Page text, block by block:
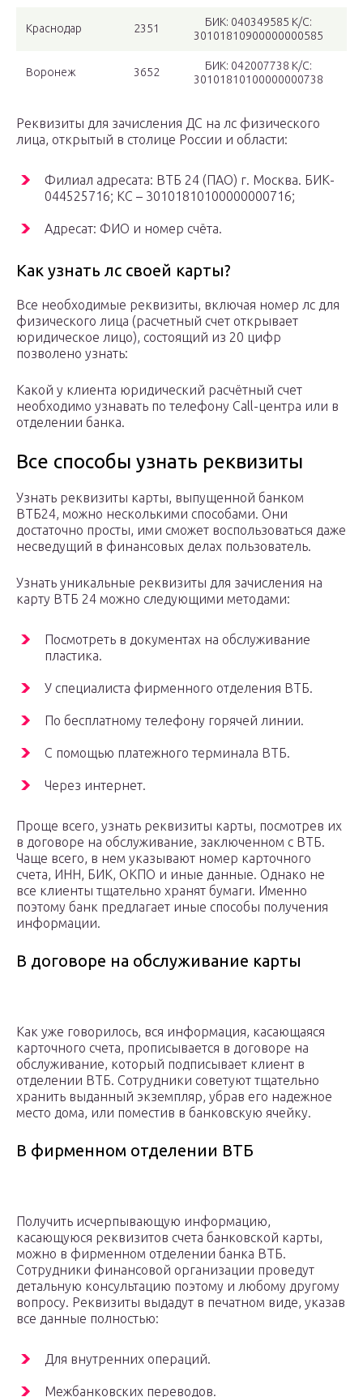
Краснодар 2351
БИК: 040349585 К/С:
30101810900000000585
Воронеж 3652
БИК: 042007738 К/С:
30101810100000000738
Реквизиты для зачисления ДС на лс физического
лица, открытый в столице России и области:
Филиал адресата: ВТБ 24 (ПАО) г. Москва. БИК-
044525716; КС – 30101810100000000716;
Адресат: ФИО и номер счёта.
Как узнать лс своей карты?
Все необходимые реквизиты, включая номер лс для
физического лица (расчетный счет открывает
юридическое лицо), состоящий из 20 цифр
позволено узнать:
Какой у клиента юридический расчётный счет
необходимо узнавать по телефону Call-центра или в
отделении банка.
Все способы узнать реквизиты
Узнать реквизиты карты, выпущенной банком
ВТБ24, можно несколькими способами. Они
достаточно просты, ими сможет воспользоваться даже
несведущий в финансовых делах пользователь.
Узнать уникальные реквизиты для зачисления на
карту ВТБ 24 можно следующими методами:
Посмотреть в документах на обслуживание
пластика.
У специалиста фирменного отделения ВТБ.
По бесплатному телефону горячей линии.
С помощью платежного терминала ВТБ.
Через интернет.
Проще всего, узнать реквизиты карты, посмотрев их
в договоре на обслуживание, заключенном с ВТБ.
Чаще всего, в нем указывают номер карточного
счета, ИНН, БИК, ОКПО и иные данные. Однако не
все клиенты тщательно хранят бумаги. Именно
поэтому банк предлагает иные способы получения
информации.
В договоре на обслуживание карты
Как уже говорилось, вся информация, касающаяся
карточного счета, прописывается в договоре на
обслуживание, который подписывает клиент в
отделении ВТБ. Сотрудники советуют тщательно
хранить выданный экземпляр, убрав его надежное
место дома, или поместив в банковскую ячейку.
В фирменном отделении ВТБ
Получить исчерпывающую информацию,
касающуюся реквизитов счета банковской карты,
можно в фирменном отделении банка ВТБ.
Сотрудники финансовой организации проведут
детальную консультацию поэтому и любому другому
вопросу. Реквизиты выдадут в печатном виде, указав
все данные полностью:
Для внутренних операций.
Межбанковских переводов.